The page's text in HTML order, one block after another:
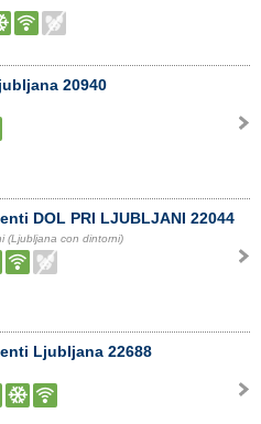
20940
DOL PRI LJUBLJANI 22044
(Ljubljana con dintorni)
Ljubljana 22688